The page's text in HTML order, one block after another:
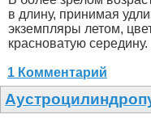
в длину, принимая
экземпляры летом,
красноватую середину.
1 Комментарий